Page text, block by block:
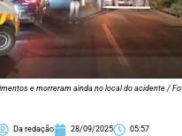
e morreram ainda no local do acidente /
Da redação 28/09/2025 05:57